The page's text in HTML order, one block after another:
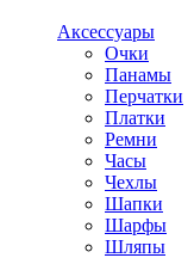
Аксессуары
Очки
Панамы
Перчатки
Платки
Ремни
Часы
Чехлы
Шапки
Шарфы
Шляпы